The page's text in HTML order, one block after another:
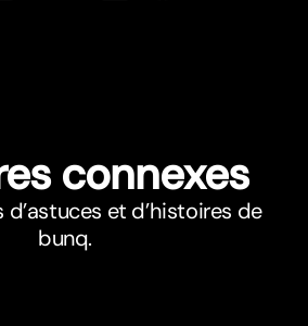
connexes
et d’histoires de
bunq.